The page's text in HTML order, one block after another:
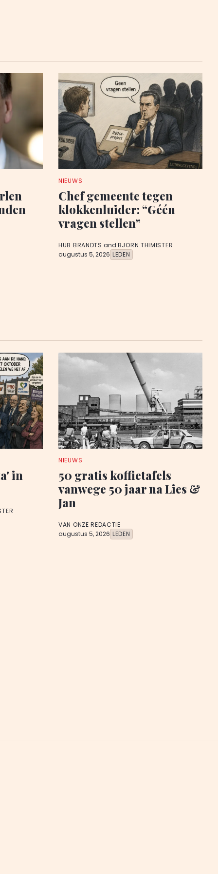
NIEUWS
Chef gemeente tegen
klokkenluider: “Géén
vragen stellen”
HUB BRANDTS and BJORN THIMISTER
augustus 5, 2026 LEDEN
in
NIEUWS
50 gratis koffietafels
vanwege 50 jaar na Lies &
Jan
VAN ONZE REDACTIE
augustus 5, 2026 LEDEN